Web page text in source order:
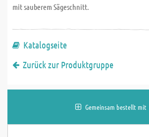
mit sauberem Sägeschnitt.
Katalogseite
Zurück zur Produktgruppe
Gemeinsam bestellt mit